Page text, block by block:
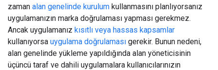
zaman alan genelinde kurulum kullanmasını planlıyorsanız
uygulamanızın marka doğrulaması yapması gerekmez.
Ancak uygulamanız kısıtlı veya hassas kapsamlar
kullanıyorsa uygulama doğrulaması gerekir. Bunun nedeni,
alan genelinde yükleme yapıldığında alan yöneticisinin
üçüncü taraf ve dahili uygulamalara kullanıcılarınızın